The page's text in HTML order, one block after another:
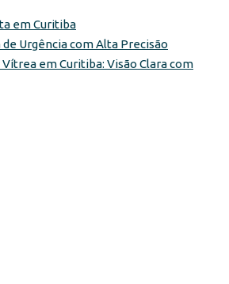
em Curitiba
Urgência com Alta Precisão
em Curitiba: Visão Clara com